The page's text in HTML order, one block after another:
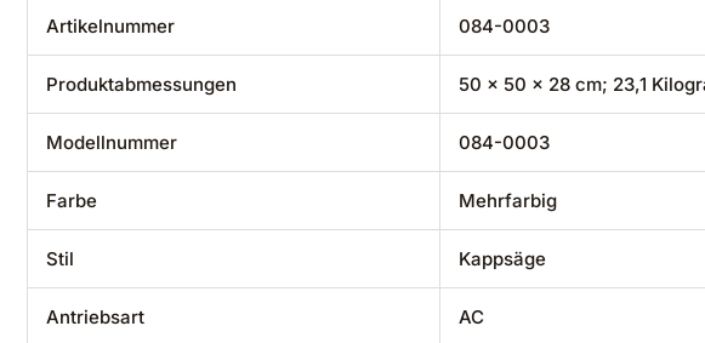
Artikelnummer ‎084-0003
Produktabmessungen ‎50 x 50 x 28 cm; 23,1
Modellnummer ‎084-0003
Farbe ‎Mehrfarbig
Stil ‎Kappsäge
Antriebsart ‎AC